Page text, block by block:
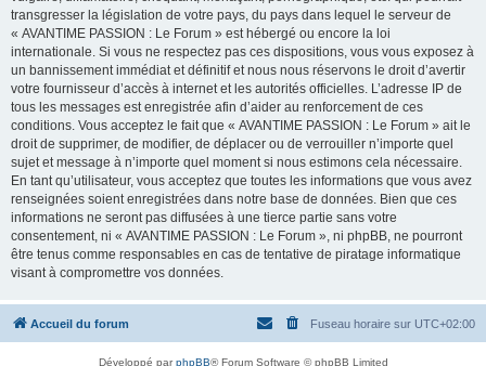
transgresser la législation de votre pays, du pays dans lequel le serveur de
« AVANTIME PASSION : Le Forum » est hébergé ou encore la loi
internationale. Si vous ne respectez pas ces dispositions, vous vous exposez à
un bannissement immédiat et définitif et nous nous réservons le droit d’avertir
votre fournisseur d’accès à internet et les autorités officielles. L’adresse IP de
tous les messages est enregistrée afin d’aider au renforcement de ces
conditions. Vous acceptez le fait que « AVANTIME PASSION : Le Forum » ait le
droit de supprimer, de modifier, de déplacer ou de verrouiller n’importe quel
sujet et message à n’importe quel moment si nous estimons cela nécessaire.
En tant qu’utilisateur, vous acceptez que toutes les informations que vous avez
renseignées soient enregistrées dans notre base de données. Bien que ces
informations ne seront pas diffusées à une tierce partie sans votre
consentement, ni « AVANTIME PASSION : Le Forum », ni phpBB, ne pourront
être tenus comme responsables en cas de tentative de piratage informatique
visant à compromettre vos données.
Accueil du forum Fuseau horaire sur UTC+02:00
Développé parphpBB® Forum Software © phpBB Limited